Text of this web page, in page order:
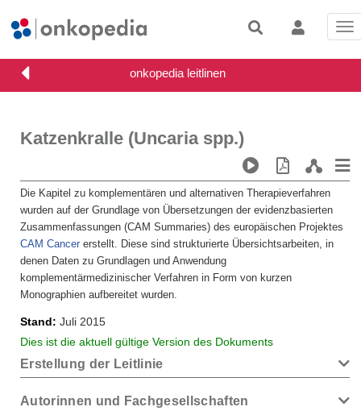
Katzenkralle (Uncaria spp.)
Die Kapitel zu komplementären und alternativen Therapieverfahren
wurden auf der Grundlage von Übersetzungen der evidenzbasierten
Zusammenfassungen (CAM Summaries) des europäischen Projektes
CAM Cancer erstellt. Diese sind strukturierte Übersichtsarbeiten, in
denen Daten zu Grundlagen und Anwendung
komplementärmedizinischer Verfahren in Form von kurzen
Monographien aufbereitet wurden.
Stand
Juli 2015
Dies ist die aktuell gültige Version des Dokuments
Erstellung der Leitlinie
Autorinnen und Fachgesellschaften